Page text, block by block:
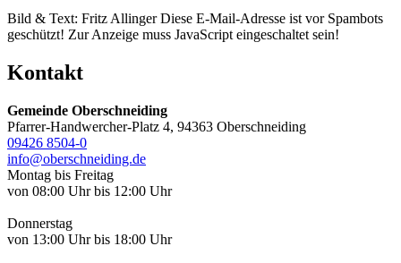
Bild & Text: Fritz AllingerDiese E-Mail-Adresse ist vor Spambots
geschützt! Zur Anzeige muss JavaScript eingeschaltet sein!
Kontakt
Gemeinde Oberschneiding
Pfarrer-Handwercher-Platz 4, 94363 Oberschneiding
09426 8504-0
info@oberschneiding.de
Montag bis Freitag
von 08:00 Uhr bis 12:00 Uhr
Donnerstag
von 13:00 Uhr bis 18:00 Uhr